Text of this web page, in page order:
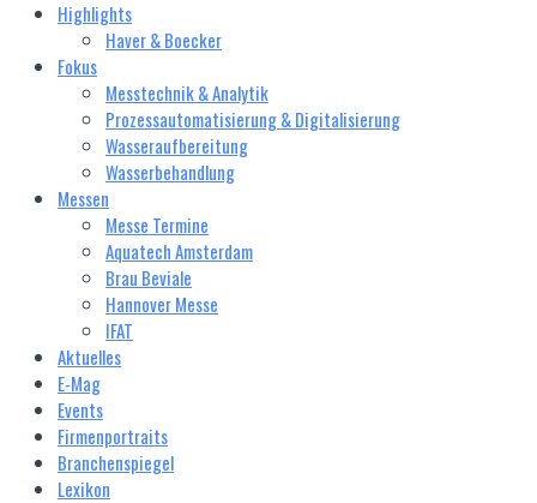
Highlights
Haver & Boecker
Fokus
Messtechnik & Analytik
Prozessautomatisierung & Digitalisierung
Wasseraufbereitung
Wasserbehandlung
Messen
Messe Termine
Aquatech Amsterdam
Brau Beviale
Hannover Messe
IFAT
Aktuelles
E‑Mag
Events
Firmenportraits
Branchenspiegel
Lexikon